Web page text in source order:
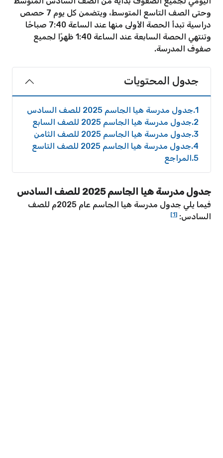
وحتى الصف التاسع المتوسط، ويتضمن كل يوم 7 حصص
دراسية تبدأ الحصة الأولى منها عند الساعة 7:40 صباحًا
وتنتهي الحصة السابعة عند الساعة 1:40 ظهرًا لجميع
صفوف المدرسة.
جدول المحتويات
1 جدول مدرسة هيا الجاسم 2025 للصف السادس
2 جدول مدرسة هيا الجاسم 2025 للصف السابع
3 جدول مدرسة هيا الجاسم 2025 للصف الثامن
4 جدول مدرسة هيا الجاسم 2025 للصف التاسع
5 المراجع
جدول مدرسة هيا الجاسم 2025 للصف السادس
فيما يلي جدول مدرسة هيا الجاسم عام 2025م للصف
السادس: [1]